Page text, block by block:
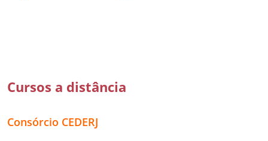
Cursos a distância
Consórcio CEDERJ